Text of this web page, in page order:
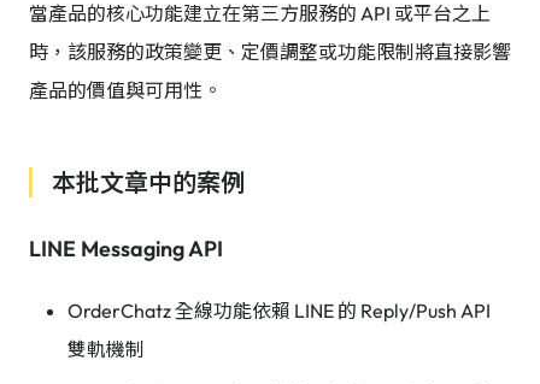
當產品的核心功能建立在第三方服務的 API 或平台之上
時，該服務的政策變更、定價調整或功能限制將直接影響
產品的價值與可用性。
本批文章中的案例
LINE Messaging API
OrderChatz 全線功能依賴 LINE 的 Reply/Push API
雙軌機制